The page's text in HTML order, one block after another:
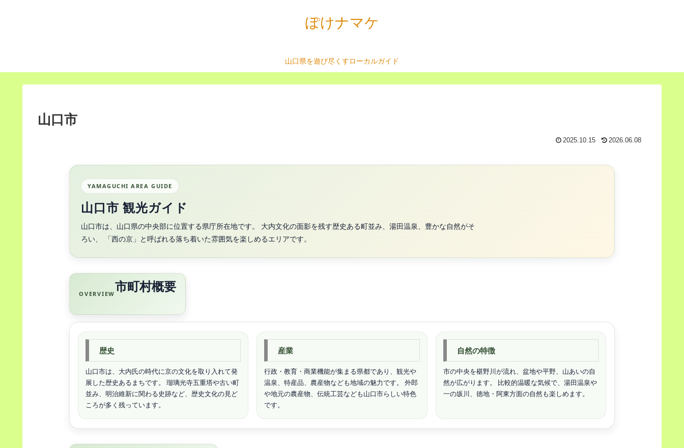
ぽけナマケ
山口県を遊び尽くすローカルガイド
山口市
2025.10.15 2026.06.08
YAMAGUCHI AREA GUIDE
山口市 観光ガイド
山口市は、山口県の中央部に位置する県庁所在地です。 大内文化の面影を残す歴史ある町並み、湯田温泉、豊かな自然がそ
ろい、 「西の京」と呼ばれる落ち着いた雰囲気を楽しめるエリアです。
OVERVIEW市町村概要
歴史
山口市は、大内氏の時代に京の文化を取り入れて発
展した歴史あるまちです。 瑠璃光寺五重塔や古い町
並み、明治維新に関わる史跡など、歴史文化の見ど
ころが多く残っています。
産業
行政・教育・商業機能が集まる県都であり、観光や
温泉、特産品、農産物なども地域の魅力です。 外郎
や地元の農産物、伝統工芸なども山口市らしい特色
です。
自然の特徴
市の中央を椹野川が流れ、盆地や平野、山あいの自
然が広がります。 比較的温暖な気候で、湯田温泉や
一の坂川、徳地・阿東方面の自然も楽しめます。